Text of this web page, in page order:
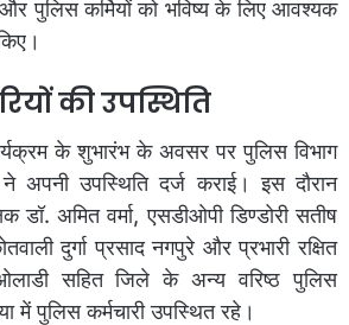
और पुलिस कर्मियों को भविष्य के लिए आवश्यक
की उपस्थिति
के शुभारंभ के अवसर पर पुलिस विभाग
ने अपनी उपस्थिति दर्ज कराई। इस दौरान
डॉ. अमित वर्मा, एसडीओपी डिण्डोरी सतीष
दुर्गा प्रसाद नगपुरे और प्रभारी रक्षित
सहित जिले के अन्य वरिष्ठ पुलिस
में पुलिस कर्मचारी उपस्थित रहे।